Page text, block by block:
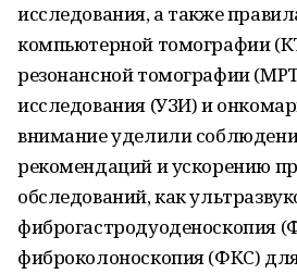
исследования, а также
компьютерной томографии
резонансной томографии
исследования (УЗИ) и
внимание уделили
рекомендаций и ускорению
обследований, как
фиброгастродуоденоскопия
фиброколоноскопия (ФКС)